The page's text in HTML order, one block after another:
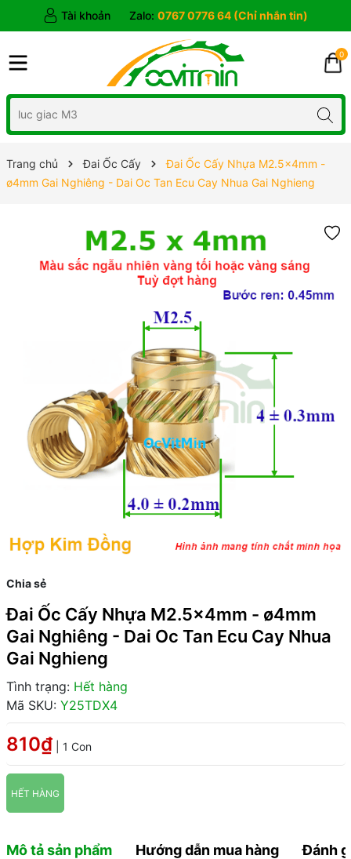
Tài khoản Zalo: 0767 0776 64 (Chỉ nhắn tin)
0
Trang chủ Đai Ốc Cấy
Đai Ốc Cấy Nhựa M2.5x4mm -
ø4mm Gai Nghiêng - Dai Oc Tan Ecu Cay Nhua Gai Nghieng
Chia sẻ
Đai Ốc Cấy Nhựa M2.5x4mm - ø4mm
Gai Nghiêng - Dai Oc Tan Ecu Cay Nhua
Gai Nghieng
Tình trạng: Hết hàng
Mã SKU: Y25TDX4
810₫ | 1 Con
HẾT HÀNG
Mô tả sản phẩm Hướng dẫn mua hàng Đánh